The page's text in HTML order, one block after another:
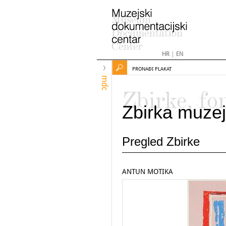
HR| EN
mdc
PRONAĐI PLAKAT
Zbirke,
Zbirka
Pregled Zbirke
ANTUN MOTIKA